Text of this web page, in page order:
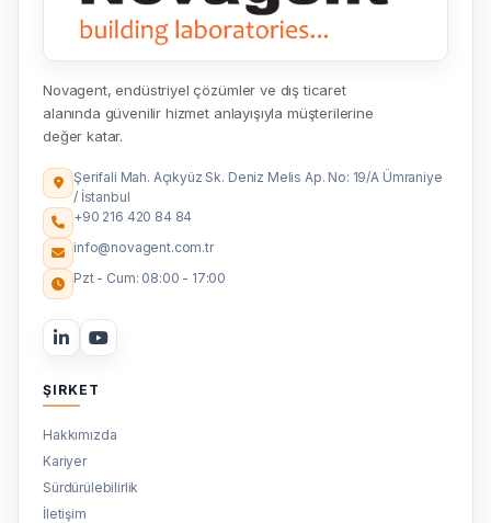
Novagent, endüstriyel çözümler ve dış ticaret
alanında güvenilir hizmet anlayışıyla müşterilerine
değer katar.
Şerifali Mah. Açıkyüz Sk. Deniz Melis Ap. No: 19/A Ümraniye
/ İstanbul
+90 216 420 84 84
info@novagent.com.tr
Pzt - Cum: 08:00 - 17:00
ŞIRKET
Hakkımızda
Kariyer
Sürdürülebilirlik
İletişim